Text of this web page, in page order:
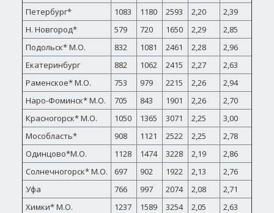
Петербург*
1083 1180 2593 2,20
2,39
Н. Новгород*
579 720 1650 2,29
2,85
Подольск* М.О.
832 1081 2461 2,28
2,96
Екатеринбург
882 1062 2415 2,27
2,63
Раменское* М.О.
753 979 2215 2,26
2,94
Наро-Фоминск* М.О.
705 843 1901 2,26
2,70
Красногорск* М.О.
1050 1365 3071 2,25
3,00
Мособласть*
908 1121 2522 2,25
2,78
Одинцово*М.О.
1128 1474 3228 2,19
2,86
Солнечногорск* М.О.
697 902 1922 2,13
2,76
Уфа
766 997 2074 2,08
2,71
Химки* М.О.
1237 1589 3254 2,05
2,63